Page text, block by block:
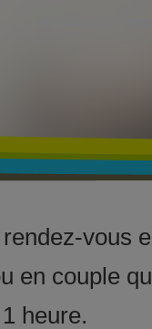
vous
en couple
heure.